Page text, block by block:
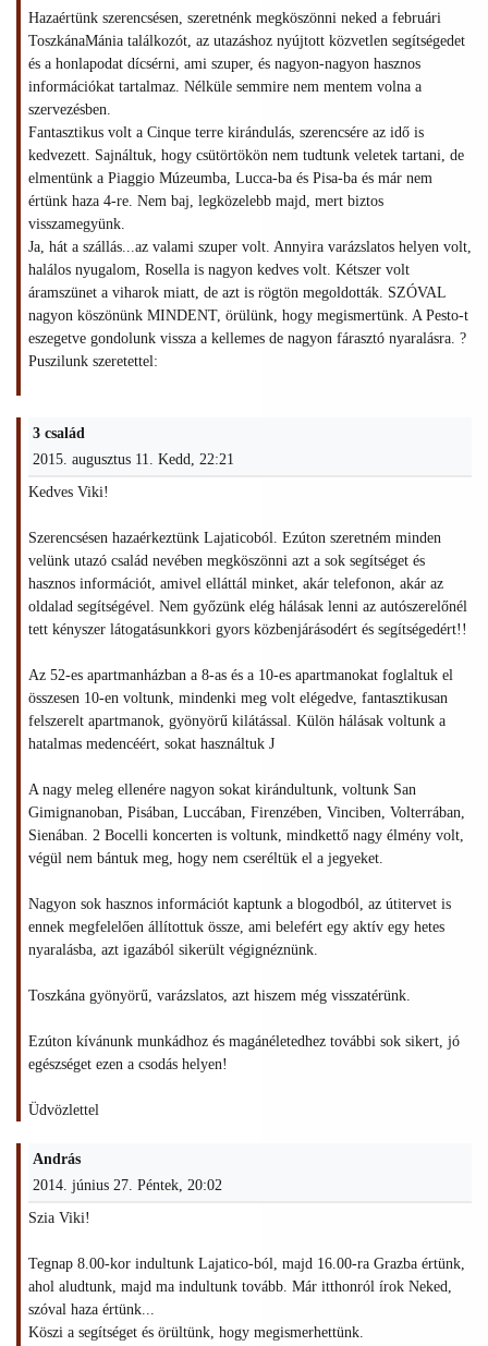
Hazaértünk szerencsésen, szeretnénk megköszönni neked a februári
ToszkánaMánia találkozót, az utazáshoz nyújtott közvetlen segítségedet
és a honlapodat dícsérni, ami szuper, és nagyon-nagyon hasznos
információkat tartalmaz. Nélküle semmire nem mentem volna a
szervezésben.
Fantasztikus volt a Cinque terre kirándulás, szerencsére az idő is
kedvezett. Sajnáltuk, hogy csütörtökön nem tudtunk veletek tartani, de
elmentünk a Piaggio Múzeumba, Lucca-ba és Pisa-ba és már nem
értünk haza 4-re. Nem baj, legközelebb majd, mert biztos
visszamegyünk.
Ja, hát a szállás...az valami szuper volt. Annyira varázslatos helyen volt,
halálos nyugalom, Rosella is nagyon kedves volt. Kétszer volt
áramszünet a viharok miatt, de azt is rögtön megoldották. SZÓVAL
nagyon köszönünk MINDENT, örülünk, hogy megismertünk. A Pesto-t
eszegetve gondolunk vissza a kellemes de nagyon fárasztó nyaralásra. ?
Puszilunk szeretettel:
3 család
2015. augusztus 11. Kedd, 22:21
Kedves Viki!
Szerencsésen hazaérkeztünk Lajaticoból. Ezúton szeretném minden
velünk utazó család nevében megköszönni azt a sok segítséget és
hasznos információt, amivel elláttál minket, akár telefonon, akár az
oldalad segítségével. Nem győzünk elég hálásak lenni az autószerelőnél
tett kényszer látogatásunkkori gyors közbenjárásodért és segítségedért!!
Az 52-es apartmanházban a 8-as és a 10-es apartmanokat foglaltuk el
összesen 10-en voltunk, mindenki meg volt elégedve, fantasztikusan
felszerelt apartmanok, gyönyörű kilátással. Külön hálásak voltunk a
hatalmas medencéért, sokat használtuk J
A nagy meleg ellenére nagyon sokat kirándultunk, voltunk San
Gimignanoban, Pisában, Luccában, Firenzében, Vinciben, Volterrában,
Sienában. 2 Bocelli koncerten is voltunk, mindkettő nagy élmény volt,
végül nem bántuk meg, hogy nem cseréltük el a jegyeket.
Nagyon sok hasznos információt kaptunk a blogodból, az útitervet is
ennek megfelelően állítottuk össze, ami belefért egy aktív egy hetes
nyaralásba, azt igazából sikerült végignéznünk.
Toszkána gyönyörű, varázslatos, azt hiszem még visszatérünk.
Ezúton kívánunk munkádhoz és magánéletedhez további sok sikert, jó
egészséget ezen a csodás helyen!
Üdvözlettel
András
2014. június 27. Péntek, 20:02
Szia Viki!
Tegnap 8.00-kor indultunk Lajatico-ból, majd 16.00-ra Grazba értünk,
ahol aludtunk, majd ma indultunk tovább. Már itthonról írok Neked,
szóval haza értünk...
Köszi a segítséget és örültünk, hogy megismerhettünk.